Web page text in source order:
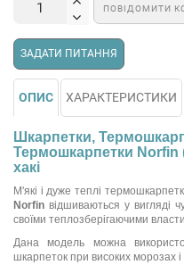
ПОВІДОМИТИ
ЗАДАТИ ПИТАННЯ
ОПИС ХАРАКТЕРИСТИКИ
Шкарпетки,
Термошкарпетки Norfin
хакі
М'які і дуже теплі
Norfin відшиваються у вигляді
своїми теплозберігаючими
Дана модель можна
шкарпеток при високих морозах і